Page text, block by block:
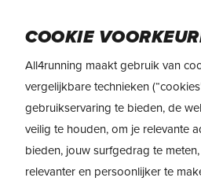
main
content
COOKIE
All4running maakt gebruik van
vergelijkbare technieken
gebruikservaring te bieden, de
veilig te houden, om je relevante
bieden, jouw surfgedrag te
relevanter en persoonlijker te